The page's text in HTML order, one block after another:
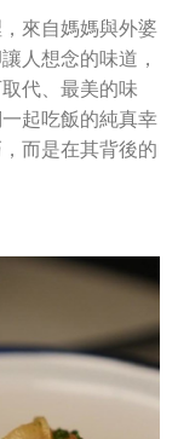
來自媽媽與外婆
人想念的味道，
代、最美的味
起吃飯的純真幸
而是在其背後的